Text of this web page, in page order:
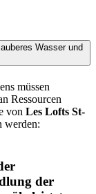
Wasser und
müssen
Ressourcen
von Les Lofts St-
werden:
der